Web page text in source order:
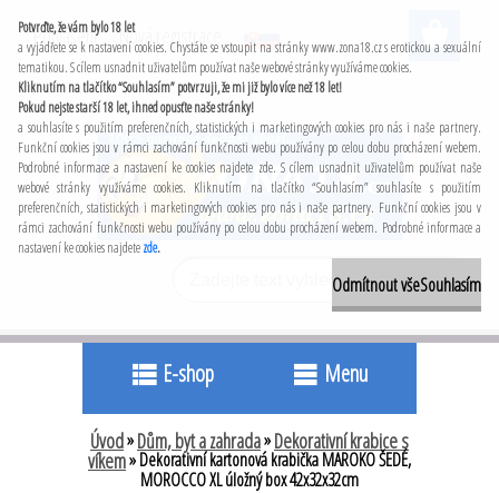
Potvrďte, že vám bylo 18 let
a vyjádřete se k nastavení cookies. Chystáte se vstoupit na stránky www.zona18.cz s erotickou a sexuální
tematikou. S cílem usnadnit uživatelům používat naše webové stránky využíváme cookies.
Kliknutím na tlačítko “Souhlasím” potvrzuji, že mi již bylo více než 18 let!
Pokud nejste starší 18 let, ihned opusťte naše stránky!
a souhlasíte s použitím preferenčních, statistických i marketingových cookies pro nás i naše partnery.
Funkční cookies jsou v rámci zachování funkčnosti webu používány po celou dobu procházení webem.
Podrobné informace a nastavení ke cookies najdete zde. S cílem usnadnit uživatelům používat naše
webové stránky využíváme cookies. Kliknutím na tlačítko “Souhlasím” souhlasíte s použitím
preferenčních, statistických i marketingových cookies pro nás i naše partnery. Funkční cookies jsou v
rámci zachování funkčnosti webu používány po celou dobu procházení webem. Podrobné informace a
nastavení ke cookies najdetezde.
Odmítnout všeSouhlasím
Přihlášení Nová registrace
E-shop Menu
Úvod»Dům, byt a zahrada»Dekorativní krabice s
víkem»Dekorativní kartonová krabička MAROKO ŠEDÉ,
MOROCCO XL úložný box 42x32x32cm